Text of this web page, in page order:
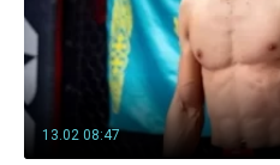
13.02 08:47